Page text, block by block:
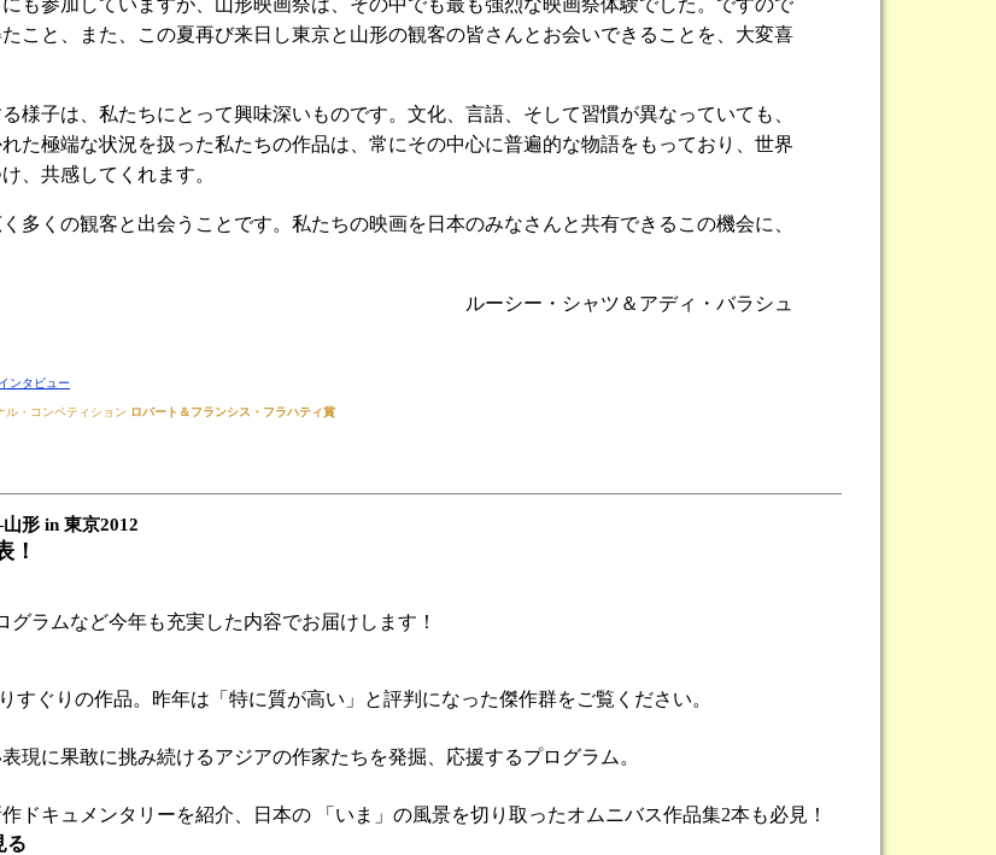
こと、また、この夏再び来日し東京と山形の観客の皆さんとお会いできることを、大変喜
子は、私たちにとって興味深いものです。文化、言語、そして習慣が異なっていても、
た極端な状況を扱った私たちの作品は、常にその中心に普遍的な物語をもっており、世界
、共感してくれます。
くの観客と出会うことです。私たちの映画を日本のみなさんと共有できるこの機会に、
ルーシー・シャツ＆アディ・バラシュ
ンタビュー
ル・コンペティション ロバート＆フランシス・フラハティ賞
形 in 東京2012
！
ラムなど今年も充実した内容でお届けします！
すぐりの作品。昨年は「特に質が高い」と評判になった傑作群をご覧ください。
現に果敢に挑み続けるアジアの作家たちを発掘、応援するプログラム。
ドキュメンタリーを紹介、日本の 「いま」の風景を切り取ったオムニバス作品集2本も必見！
る